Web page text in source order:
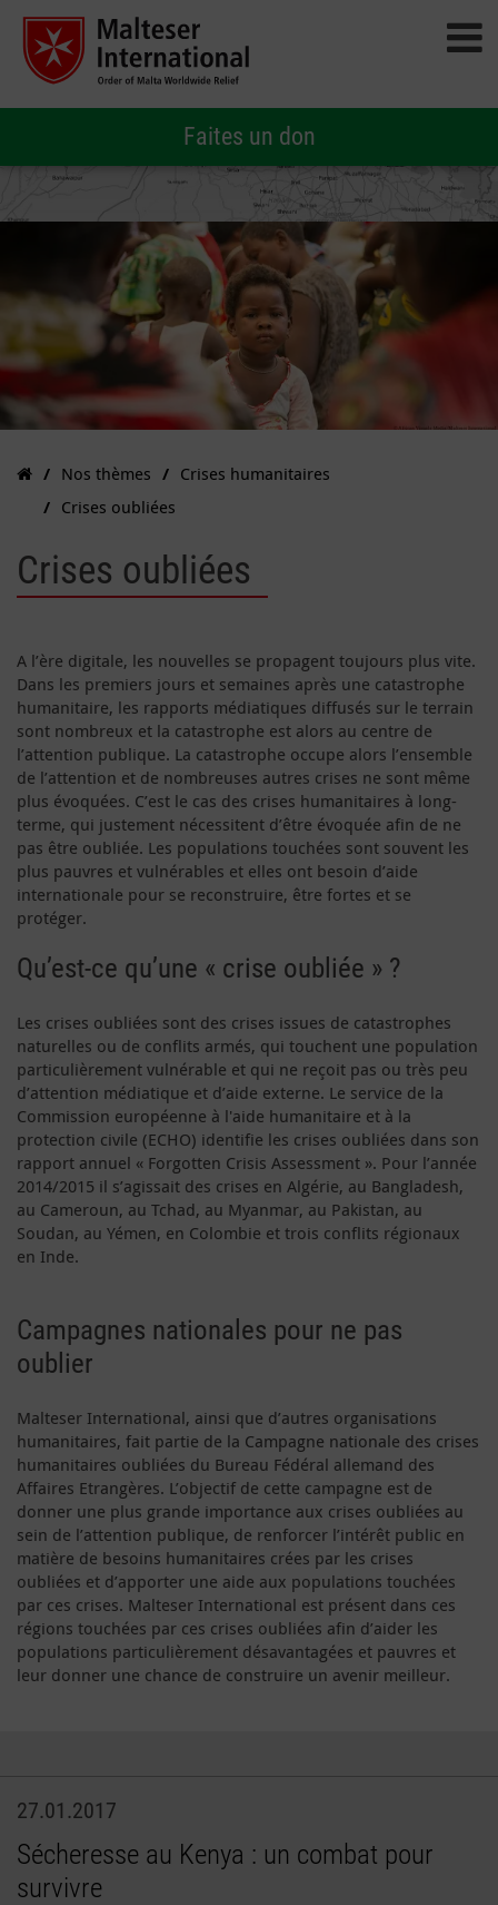
Faites un don
Nos thèmes
Crises humanitaires
Crises oubliées
Crises oubliées
A l’ère digitale, les nouvelles se propagent toujours plus vite.
Dans les premiers jours et semaines après une catastrophe
humanitaire, les rapports médiatiques diffusés sur le terrain
sont nombreux et la catastrophe est alors au centre de
l’attention publique. La catastrophe occupe alors l’ensemble
de l’attention et de nombreuses autres crises ne sont même
plus évoquées. C’est le cas des crises humanitaires à long-
terme, qui justement nécessitent d’être évoquée afin de ne
pas être oubliée. Les populations touchées sont souvent les
plus pauvres et vulnérables et elles ont besoin d’aide
internationale pour se reconstruire, être fortes et se
protéger.
Qu’est-ce qu’une « crise oubliée » ?
Les crises oubliées sont des crises issues de catastrophes
naturelles ou de conflits armés, qui touchent une population
particulièrement vulnérable et qui ne reçoit pas ou très peu
d’attention médiatique et d’aide externe. Le service de la
Commission européenne à l'aide humanitaire et à la
protection civile (ECHO) identifie les crises oubliées dans son
rapport annuel « Forgotten Crisis Assessment ». Pour l’année
2014/2015 il s’agissait des crises en Algérie, au Bangladesh,
au Cameroun, au Tchad, au Myanmar, au Pakistan, au
Soudan, au Yémen, en Colombie et trois conflits régionaux
en Inde.
Campagnes nationales pour ne pas
oublier
Malteser International, ainsi que d’autres organisations
humanitaires, fait partie de la Campagne nationale des crises
humanitaires oubliées du Bureau Fédéral allemand des
Affaires Etrangères. L’objectif de cette campagne est de
donner une plus grande importance aux crises oubliées au
sein de l’attention publique, de renforcer l’intérêt public en
matière de besoins humanitaires crées par les crises
oubliées et d’apporter une aide aux populations touchées
par ces crises. Malteser International est présent dans ces
régions touchées par ces crises oubliées afin d’aider les
populations particulièrement désavantagées et pauvres et
leur donner une chance de construire un avenir meilleur.
27.01.2017
Sécheresse au Kenya : un combat pour
survivre